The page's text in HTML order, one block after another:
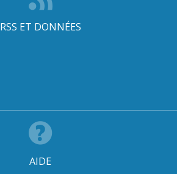
RSS ET DONNÉES
AIDE